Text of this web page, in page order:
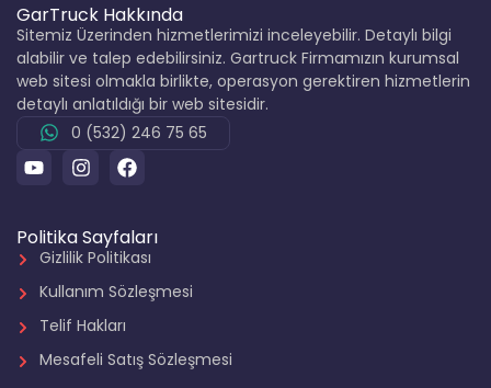
GarTruck Hakkında
Sitemiz Üzerinden hizmetlerimizi inceleyebilir. Detaylı bilgi
alabilir ve talep edebilirsiniz. Gartruck Firmamızın kurumsal
web sitesi olmakla birlikte, operasyon gerektiren hizmetlerin
detaylı anlatıldığı bir web sitesidir.
0 (532) 246 75 65
Politika Sayfaları
Gizlilik Politikası
Kullanım Sözleşmesi
Telif Hakları
Mesafeli Satış Sözleşmesi